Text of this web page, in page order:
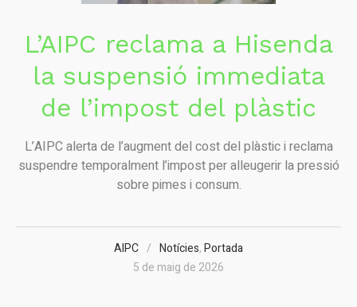
L’AIPC reclama a Hisenda
la suspensió immediata
de l’impost del plàstic
L’AIPC alerta de l’augment del cost del plàstic i reclama
suspendre temporalment l’impost per alleugerir la pressió
sobre pimes i consum.
AIPC Notícies,Portada
5 de maig de 2026